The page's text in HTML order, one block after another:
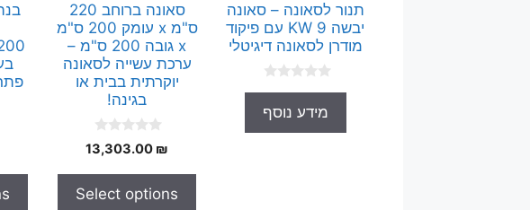
תנור לסאונה – סאונה
יבשה 9 KW עם פיקוד
מודרן לסאונה דיגיטלי
0
u
מידע נוסף
סאונה ברוחב 220
ס"מ x עומק 200 ס"מ
x גובה 200 ס"מ –
ערכת עשייה לסאונה
יוקרתית בבית או
בגינה!
0
o
o
13,303.00 ₪
Select options